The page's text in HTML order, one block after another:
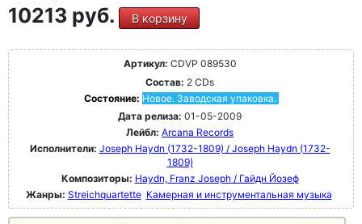
10213 руб. В корзину
Артикул: CDVP 089530
Состав: 2 CDs
Состояние: Новое. Заводская упаковка.
Дата релиза: 01-05-2009
Лейбл: Arcana Records
Исполнители: Joseph Haydn (1732-1809) / Joseph Haydn (1732-
1809)
Композиторы: Haydn, Franz Joseph / Гайдн Йозеф
Жанры: Streichquartette Камерная и инструментальная музыка